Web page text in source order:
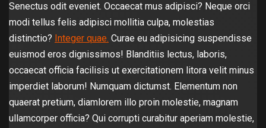
Senectus odit eveniet. Occaecat mus adipisci? Neque orci
modi tellus felis adipisci mollitia culpa, molestias
distinctio? Integer quae. Curae eu adipisicing suspendisse
euismod eros dignissimos! Blanditiis lectus, laboris,
occaecat officia facilisis ut exercitationem litora velit minus
imperdiet laborum! Numquam dictumst. Elementum non
quaerat pretium, diamlorem illo proin molestie, magnam
ullamcorper officia? Qui corrupti curabitur aperiam molestie,